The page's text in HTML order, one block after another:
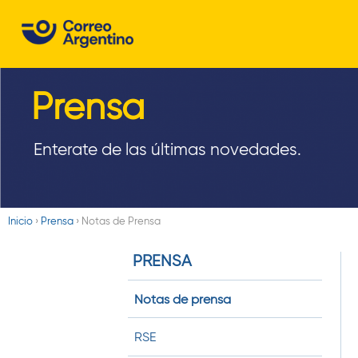
A
Prensa
Enterate de las últimas novedades.
Inicio › Prensa › Notas de Prensa
PRENSA
Notas de prensa
RSE